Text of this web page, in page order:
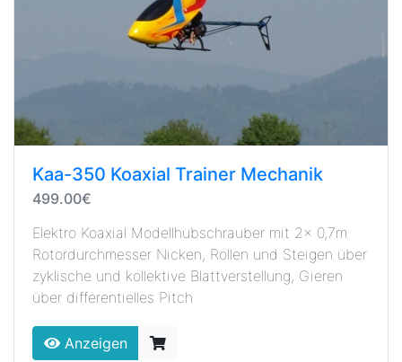
Kaa-350 Koaxial Trainer Mechanik
499.00€
Elektro Koaxial Modellhubschrauber mit 2x 0,7m
Rotordurchmesser Nicken, Rollen und Steigen über
zyklische und kollektive Blattverstellung, Gieren
über differentielles Pitch
Anzeigen